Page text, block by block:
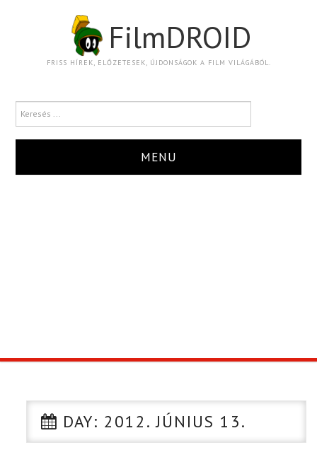
FilmDROID
FRISS HÍREK, ELŐZETESEK, ÚJDONSÁGOK A FILM VILÁGÁBÓL.
MENU
CIKK DAY: 2012. JÚNIUS 13.